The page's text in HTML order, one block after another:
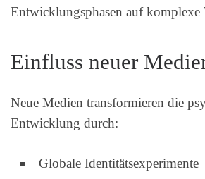
Entwicklungsphasen auf komplexe
Einfluss neuer
Neue Medien transformieren die
Entwicklung durch:
Globale Identitätsexperimente